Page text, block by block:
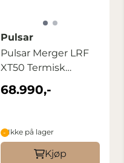
Pulsar
Pulsar Merger LRF
XT50 Termisk
Binokular Kikkert
68.990,-
Ikke på lager
Kjøp